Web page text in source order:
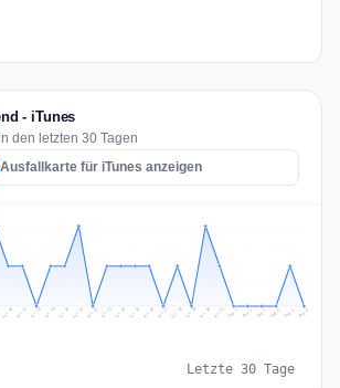
- iTunes
den letzten 30 Tagen
Ausfallkarte für iTunes anzeigen
Jul 16 Jul 17 Jul 18 Jul 19 Jul 20 Jul 21 Jul 22 Jul 23 Jul 24 Jul 25 Jul 26 Jul 27 Jul 28 Jul 29 Jul 30 Jul 31 Aug 1 Aug 2 Aug 3 Aug 4 Aug 5 Aug 6
Letzte 30 Tage